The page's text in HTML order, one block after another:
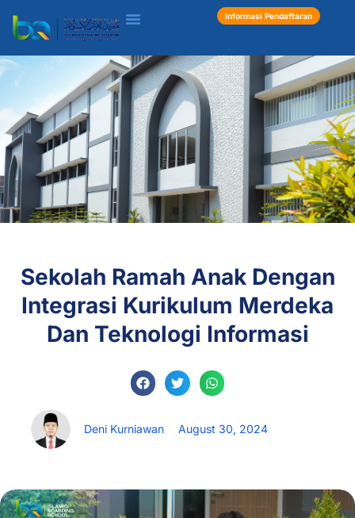
Informasi Pendaftaran
Articles
BQ Islamic
Boarding School
Sekolah Ramah Anak Dengan
Integrasi Kurikulum Merdeka
Dan Teknologi Informasi
Deni Kurniawan August 30, 2024